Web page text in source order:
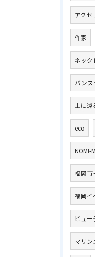
アクセ
作家
ネック
バン
土に還
eco
NOMI-
福岡市
福岡イ
ビュー
マリン